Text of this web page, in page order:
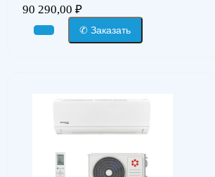
90 290,00 ₽
✆ Заказать